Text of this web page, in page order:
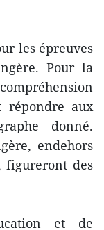
les épreuves
Pour la
répondre aux
donné.
endehors
figureront des
et de